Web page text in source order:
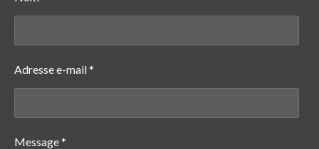
Adresse e-mail *
Message *